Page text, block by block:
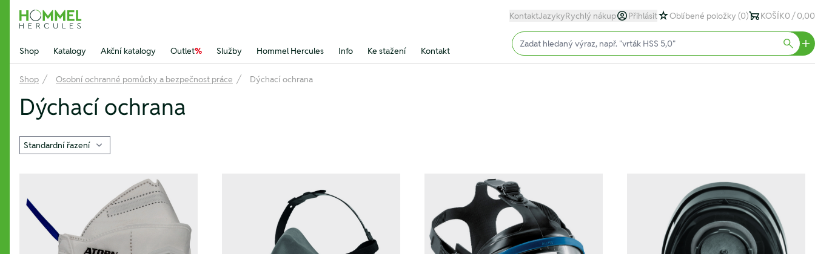
Hommel Hercules
KontaktJazykyRychlý nákup Přihlásit Oblíbené položky (0) KOŠÍK0 / 0,00
Shop Katalogy Akční katalogy Outlet% Služby Hommel Hercules Info Ke stažení Kontakt
Input (text)
Shop Osobní ochranné pomůcky a bezpečnost práce Dýchací ochrana
Dýchací ochrana